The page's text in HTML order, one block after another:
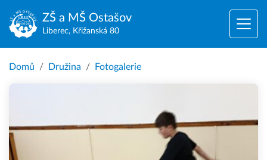
ZŠ a MŠ Ostašov
Liberec, Křižanská 80
Domů Družina Fotogalerie